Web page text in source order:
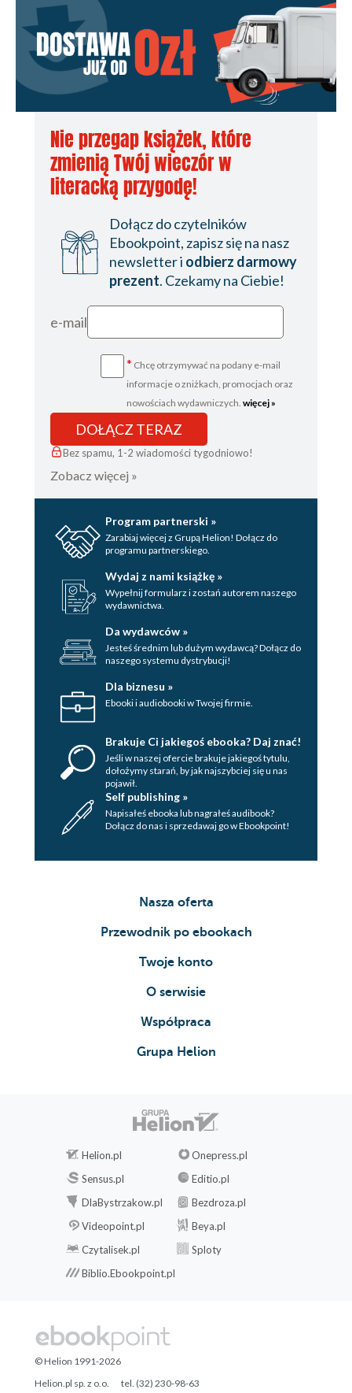
Nie przegap książek, które
zmienią Twój wieczór w
literacką przygodę!
Dołącz do czytelników
Ebookpoint, zapisz się na nasz
newsletter i odbierz darmowy
prezent. Czekamy na Ciebie!
e-mail
* Chcę otrzymywać na podany e-mail
informacje o zniżkach, promocjach oraz
nowościach wydawniczych. więcej »
DOŁĄCZ TERAZ
Bez spamu, 1-2 wiadomości tygodniowo!
Zobacz więcej »
Program partnerski »
Zarabiaj więcej z Grupą Helion! Dołącz do
programu partnerskiego.
Wydaj z nami książkę »
Wypełnij formularz i zostań autorem naszego
wydawnictwa.
Da wydawców »
Jesteś średnim lub dużym wydawcą? Dołącz do
naszego systemu dystrybucji!
Dla biznesu »
Ebooki i audiobooki w Twojej firmie.
Brakuje Ci jakiegoś ebooka? Daj znać!
Jeśli w naszej ofercie brakuje jakiegoś tytulu,
dołożymy starań, by jak najszybciej się u nas
pojawił.
Self publishing »
Napisałeś ebooka lub nagrałeś audibook?
Dołącz do nas i sprzedawaj go w Ebookpoint!
Nasza oferta
Przewodnik po ebookach
Twoje konto
O serwisie
Współpraca
Grupa Helion
Helion.pl
Onepress.pl
Sensus.pl
Editio.pl
DlaBystrzakow.pl
Bezdroza.pl
Videopoint.pl
Beya.pl
Czytalisek.pl
Sploty
Biblio.Ebookpoint.pl
© Helion 1991-2026
Helion.pl sp. z o.o.
tel. (32) 230-98-63